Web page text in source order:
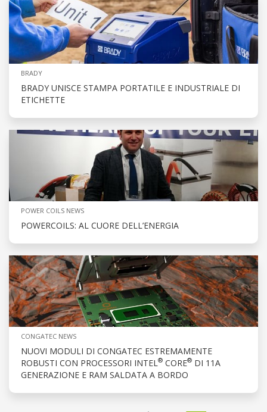
BRADY
BRADY UNISCE STAMPA PORTATILE E INDUSTRIALE DI
ETICHETTE
POWER COILS NEWS
POWERCOILS: AL CUORE DELL’ENERGIA
CONGATEC NEWS
NUOVI MODULI DI CONGATEC ESTREMAMENTE
ROBUSTI CON PROCESSORI INTEL ® CORE® DI 11A
GENERAZIONE E RAM SALDATA A BORDO